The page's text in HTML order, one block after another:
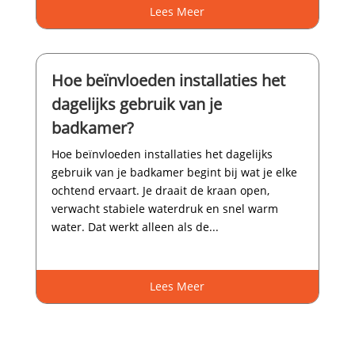
Lees Meer
Hoe beïnvloeden installaties het
dagelijks gebruik van je
badkamer?
Hoe beïnvloeden installaties het dagelijks
gebruik van je badkamer begint bij wat je elke
ochtend ervaart.​ Je draait de kraan open,
verwacht stabiele waterdruk en snel warm
water.​ Dat werkt alleen als de...
Lees Meer